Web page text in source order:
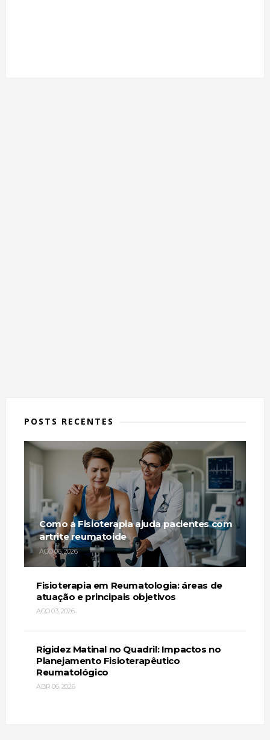
POSTS RECENTES
Como a Fisioterapia ajuda pacientes com
artrite reumatoide
AGO 06, 2026
Fisioterapia em Reumatologia: áreas de
atuação e principais objetivos
AGO 03, 2026
Rigidez Matinal no Quadril: Impactos no
Planejamento Fisioterapêutico
Reumatológico
ABR 06, 2026